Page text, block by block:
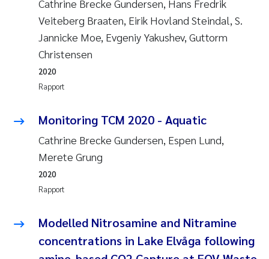
Cathrine Brecke Gundersen, Hans Fredrik
Veiteberg Braaten, Eirik Hovland Steindal, S.
Jannicke Moe, Evgeniy Yakushev, Guttorm
Christensen
Rapport
2020
Monitoring TCM 2020 - Aquatic
Cathrine Brecke Gundersen, Espen Lund,
Merete Grung
Rapport
2020
Modelled Nitrosamine and Nitramine
concentrations in Lake Elvåga following